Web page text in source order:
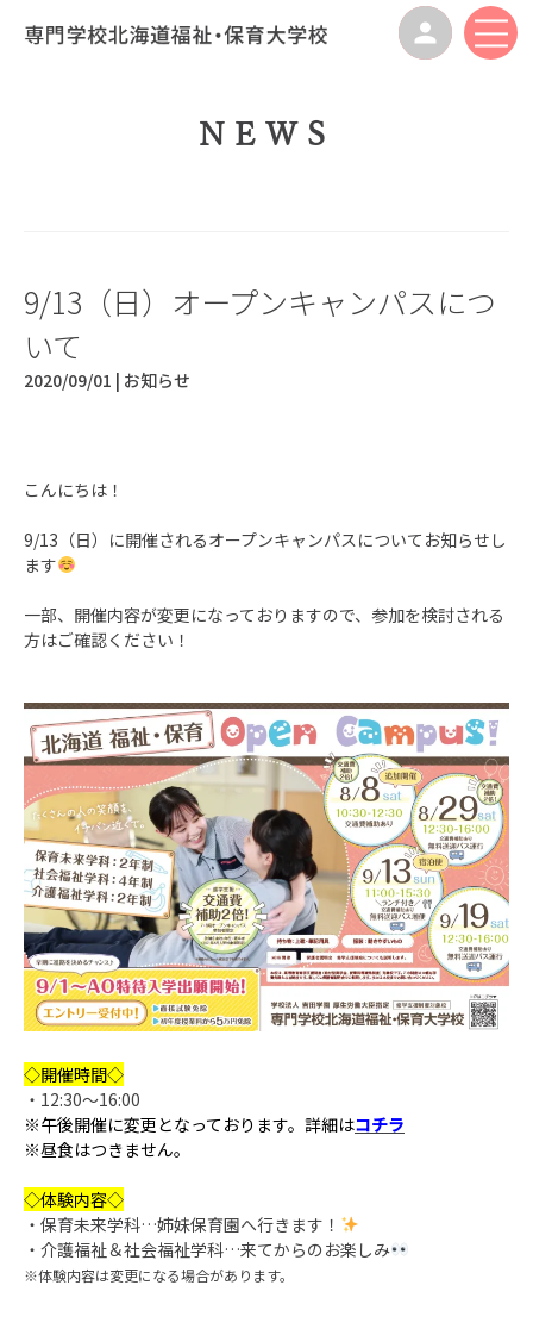
NEWS
9/13（日）オープンキャンパスにつ
いて
2020/09/01 | お知らせ
こんにちは！
9/13（日）に開催されるオープンキャンパスについてお知らせし
ます
一部、開催内容が変更になっておりますので、参加を検討される
方はご確認ください！
◇開催時間◇
・12:30～16:00
※午後開催に変更となっております。詳細はコチラ
※昼食はつきません。
◇体験内容◇
・保育未来学科…姉妹保育園へ行きます！
・介護福祉＆社会福祉学科…来てからのお楽しみ
※体験内容は変更になる場合があります。